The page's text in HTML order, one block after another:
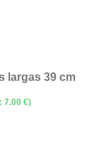
largas 39 cm
7.00 €)